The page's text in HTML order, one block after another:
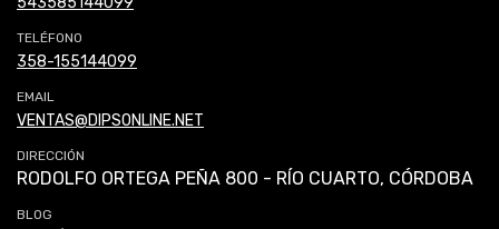
TELÉFONO
358-155144099
EMAIL
VENTAS@DIPSONLINE.NET
DIRECCIÓN
RODOLFO ORTEGA PEÑA 800 - RÍO CUARTO, CÓRDOBA
BLOG